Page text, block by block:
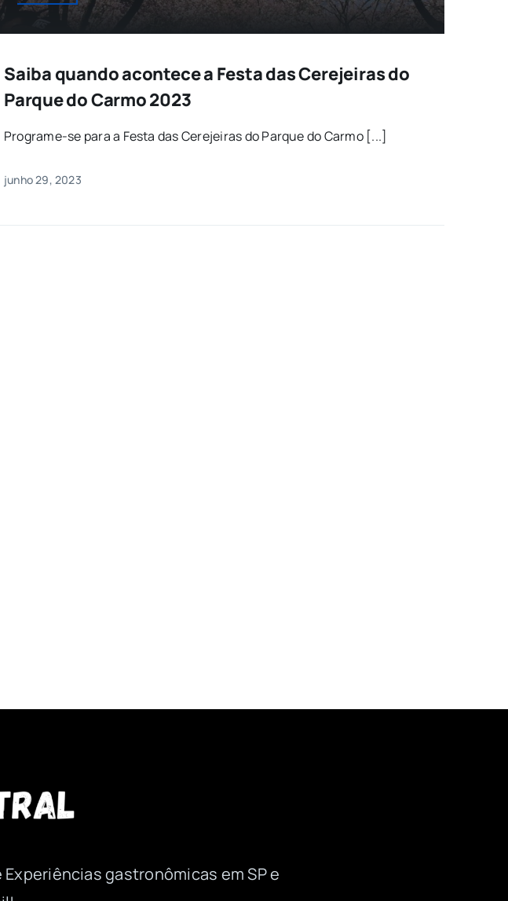
Saiba quando acontece a Festa das Cerejeiras do
Parque do Carmo 2023
Programe-se para a Festa das Cerejeiras do Parque do Carmo [...]
junho 29, 2023
gastronômicas em SP e